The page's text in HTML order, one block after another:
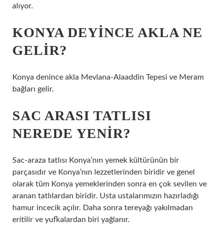
alıyor.
KONYA DEYINCE AKLA NE
GELIR?
Konya denince akla Mevlana-Alaaddin Tepesi ve Meram
bağları gelir.
SAC ARASI TATLISI
NEREDE YENIR?
Sac-araza tatlısı Konya’nın yemek kültürünün bir
parçasıdır ve Konya’nın lezzetlerinden biridir ve genel
olarak tüm Konya yemeklerinden sonra en çok sevilen ve
aranan tatlılardan biridir. Usta ustalarımızın hazırladığı
hamur incecik açılır. Daha sonra tereyağı yakılmadan
eritilir ve yufkalardan biri yağlanır.